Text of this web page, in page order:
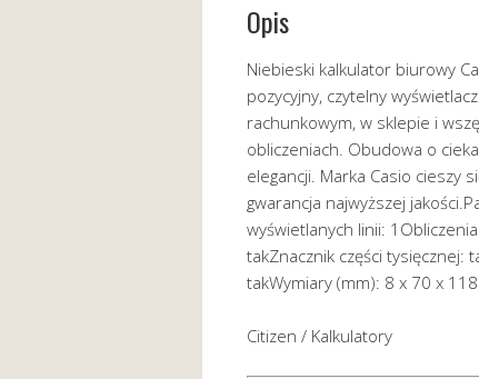
Opis
Niebieski kalkulator biurowy
pozycyjny, czytelny
rachunkowym, w sklepie i
obliczeniach. Obudowa o
elegancji. Marka Casio cieszy
gwarancja najwyższej
wyświetlanych linii:
takZnacznik części
takWymiary (mm): 8 x 70 x
Citizen / Kalkulatory